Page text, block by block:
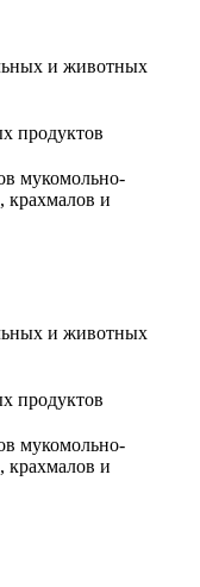
и животных
продуктов
мукомольно-
и
и животных
продуктов
мукомольно-
и